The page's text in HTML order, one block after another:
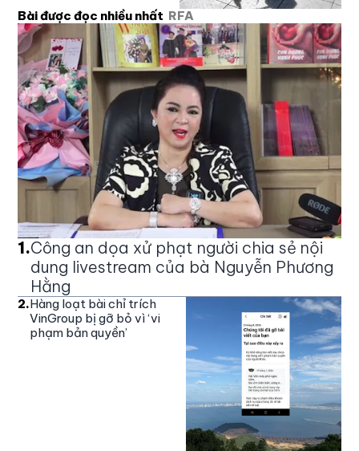
Bài được đọc nhiều nhất RFA
1.Công an dọa xử phạt người chia sẻ nội
dung livestream của bà Nguyễn Phương
Hằng
2.Hàng loạt bài chỉ trích
VinGroup bị gỡ bỏ vì ‘vi
phạm bản quyền’